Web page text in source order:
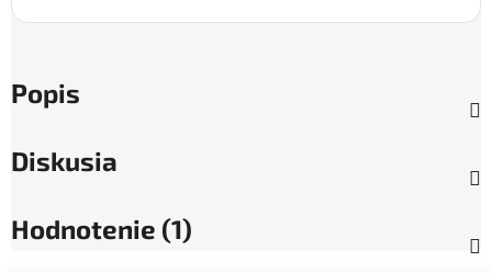
Popis
Diskusia
Hodnotenie (1)